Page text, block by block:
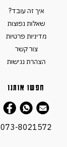
איך זה עובד?
שאלות נפוצות
מדיניות פרטיות
צור קשר
הצהרת נגישות
חפשו אותנו
073-8021572